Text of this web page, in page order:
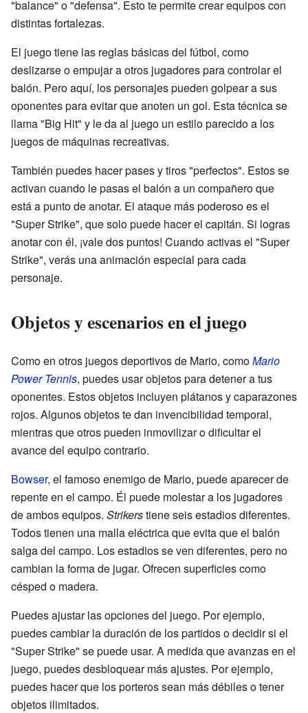
"balance" o "defensa". Esto te permite crear equipos con
distintas fortalezas.
El juego tiene las reglas básicas del fútbol, como
deslizarse o empujar a otros jugadores para controlar el
balón. Pero aquí, los personajes pueden golpear a sus
oponentes para evitar que anoten un gol. Esta técnica se
llama "Big Hit" y le da al juego un estilo parecido a los
juegos de máquinas recreativas.
También puedes hacer pases y tiros "perfectos". Estos se
activan cuando le pasas el balón a un compañero que
está a punto de anotar. El ataque más poderoso es el
"Super Strike", que solo puede hacer el capitán. Si logras
anotar con él, ¡vale dos puntos! Cuando activas el "Super
Strike", verás una animación especial para cada
personaje.
Objetos y escenarios en el juego
Como en otros juegos deportivos de Mario, comoMario
Power Tennis, puedes usar objetos para detener a tus
oponentes. Estos objetos incluyen plátanos y caparazones
rojos. Algunos objetos te dan invencibilidad temporal,
mientras que otros pueden inmovilizar o dificultar el
avance del equipo contrario.
Bowser, el famoso enemigo de Mario, puede aparecer de
repente en el campo. Él puede molestar a los jugadores
de ambos equipos. Strikerstiene seis estadios diferentes.
Todos tienen una malla eléctrica que evita que el balón
salga del campo. Los estadios se ven diferentes, pero no
cambian la forma de jugar. Ofrecen superficies como
césped o madera.
Puedes ajustar las opciones del juego. Por ejemplo,
puedes cambiar la duración de los partidos o decidir si el
"Super Strike" se puede usar. A medida que avanzas en el
juego, puedes desbloquear más ajustes. Por ejemplo,
puedes hacer que los porteros sean más débiles o tener
objetos ilimitados.